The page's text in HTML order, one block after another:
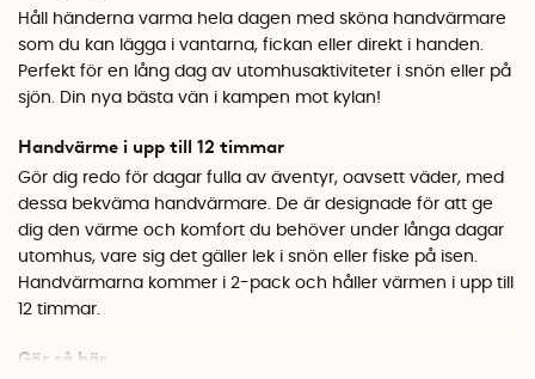
Håll händerna varma hela dagen med sköna handvärmare
som du kan lägga i vantarna, fickan eller direkt i handen.
Perfekt för en lång dag av utomhusaktiviteter i snön eller på
sjön. Din nya bästa vän i kampen mot kylan!
Handvärme i upp till 12 timmar
Gör dig redo för dagar fulla av äventyr, oavsett väder, med
dessa bekväma handvärmare. De är designade för att ge
dig den värme och komfort du behöver under långa dagar
utomhus, vare sig det gäller lek i snön eller fiske på isen.
Handvärmarna kommer i 2-pack och håller värmen i upp till
12 timmar.
Gör så här